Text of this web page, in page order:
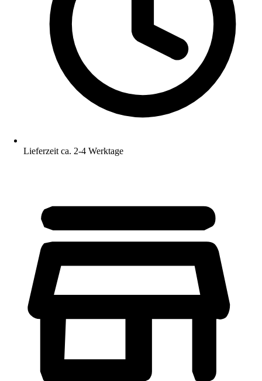
Lieferzeit ca. 2-4 Werktage